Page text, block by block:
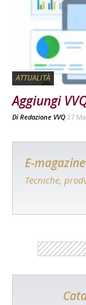
ATTUALITÀ
Aggiungi
Di Redazione VVQ 27
E-magazine
Tecniche,